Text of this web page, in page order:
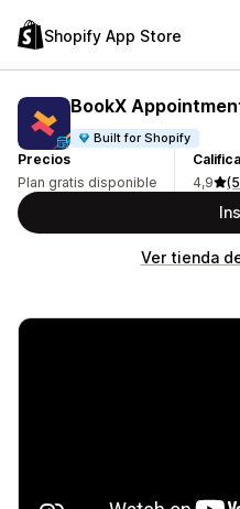
Shopify App Store
BookX
Built for Shopify
Precios
Plan gratis disponible
4,9
Ver tienda